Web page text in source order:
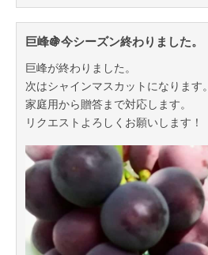
巨峰🍇今シーズン終わりました。
巨峰が終わりました。
次はシャインマスカットになります。
家庭用から贈答まで対応します。
リクエストよろしくお願いします！